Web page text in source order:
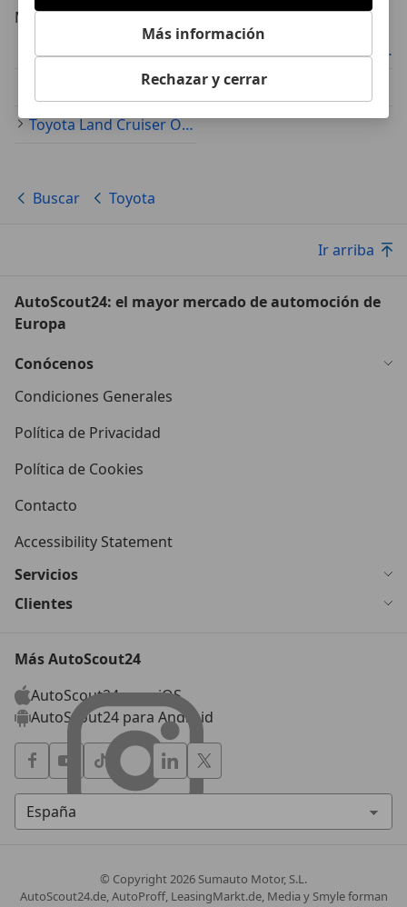
Modelos alternativos
Ford F 150 Ocasión
Toyota 4-Runner Ocasión
Toyota FJ Cruiser Ocasión
Toyota Hilux Ocasión
Toyota Land Cruiser Ocasión
Buscar Toyota
Ir arriba
AutoScout24: el mayor mercado de automoción de
Europa
Conócenos
Condiciones Generales
Política de Privacidad
Política de Cookies
Contacto
Accessibility Statement
Servicios
Clientes
Más AutoScout24
AutoScout24 para iOS
AutoScout24 para Android
© Copyright 2026 Sumauto Motor, S.L.
AutoScout24.de, AutoProff, LeasingMarkt.de, Media y Smyle forman
Más información
Rechazar y cerrar